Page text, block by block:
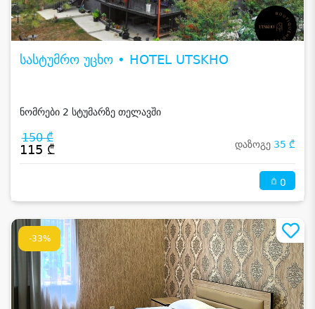
სასტუმრო უცხო • HOTEL UTSKHO
ნომრები 2 სტუმარზე თელავში
150 ₾
115 ₾ დაზოგე 35 ₾
0
-33%